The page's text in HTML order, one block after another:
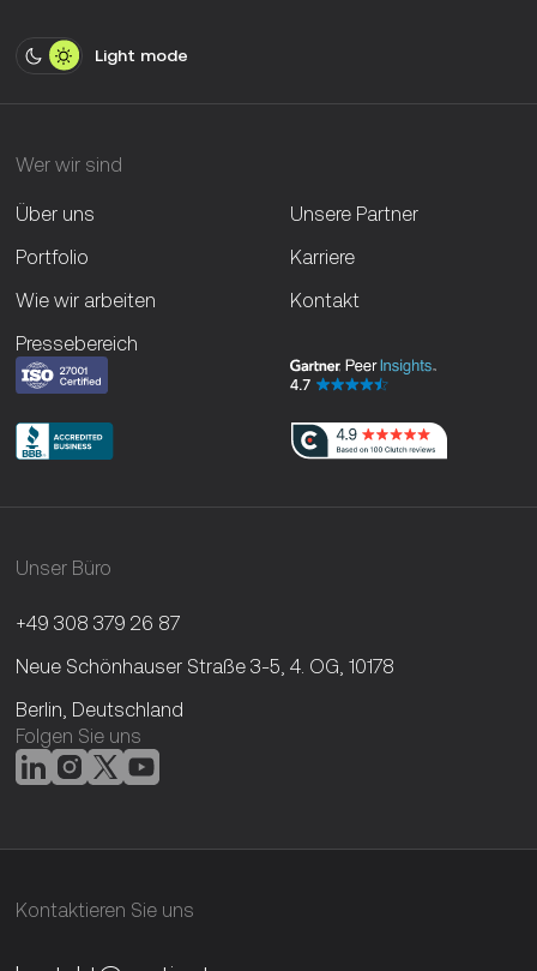
Light mode
Wer wir sind
Über uns
Portfolio
Wie wir arbeiten
Pressebereich
Unsere Partner
Karriere
Kontakt
Unser Büro
+49 308 379 26 87
Neue Schönhauser Straße 3-5, 4. OG, 10178
Berlin, Deutschland
Folgen Sie uns
Kontaktieren Sie uns